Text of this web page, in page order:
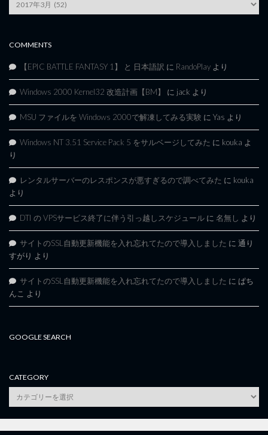
Archives
COMMENTS
【EPIC BATTLE FANTASY 1】 と 日本語訳 に RandoPlay より
Windows 2000 Kernel32 改造計画【BM】 に jack より
MSU ファイルを Windows 2000で解凍してみる実験 に Yas より
Windows NT 3.51 Service Pack 5 をサルベージしてみた に kouka よ
り
レンタルサーバーのレスポンスが悪すぎるので調べてみた に kouka
より
DTI の VPSサービス終了に伴う引っ越しスケジュール に 名無し より
サイトのSSL自動更新機能を入れ忘れてたので導入しました に 通り
すがり より
サイトのSSL自動更新機能を入れ忘れてたので導入しました に ぱち
んこ より
GOOGLE SEARCH
CATEGORY
category